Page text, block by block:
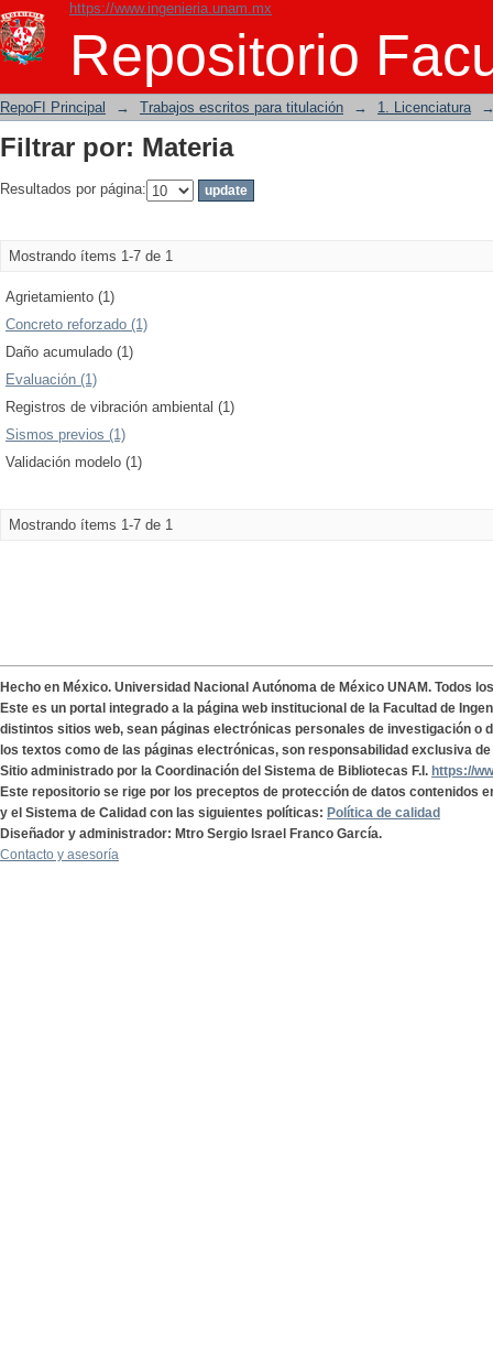
https://www.ingenieria.unam.mx
Repositorio
Filtrar por: Materia
RepoFI Principal → Trabajos escritos para titulación → 1. Licenciatura
Filtrar por: Materia
Resultados por página:
Mostrando ítems 1-7 de 1
Agrietamiento (1)
Concreto reforzado (1)
Daño acumulado (1)
Evaluación (1)
Registros de vibración ambiental (1)
Sismos previos (1)
Validación modelo (1)
Mostrando ítems 1-7 de 1
Hecho en México. Universidad Nacional Autónoma de México UNAM. Todos
Este es un portal integrado a la página web institucional de la Facultad de
distintos sitios web, sean páginas electrónicas personales de investigación o
los textos como de las páginas electrónicas, son responsabilidad exclusiva
Sitio administrado por la Coordinación del Sistema de Bibliotecas F.I. https://
Este repositorio se rige por los preceptos de protección de datos contenidos
y el Sistema de Calidad con las siguientes políticas: Política de calidad
Diseñador y administrador: Mtro Sergio Israel Franco García.
Contacto y asesoría